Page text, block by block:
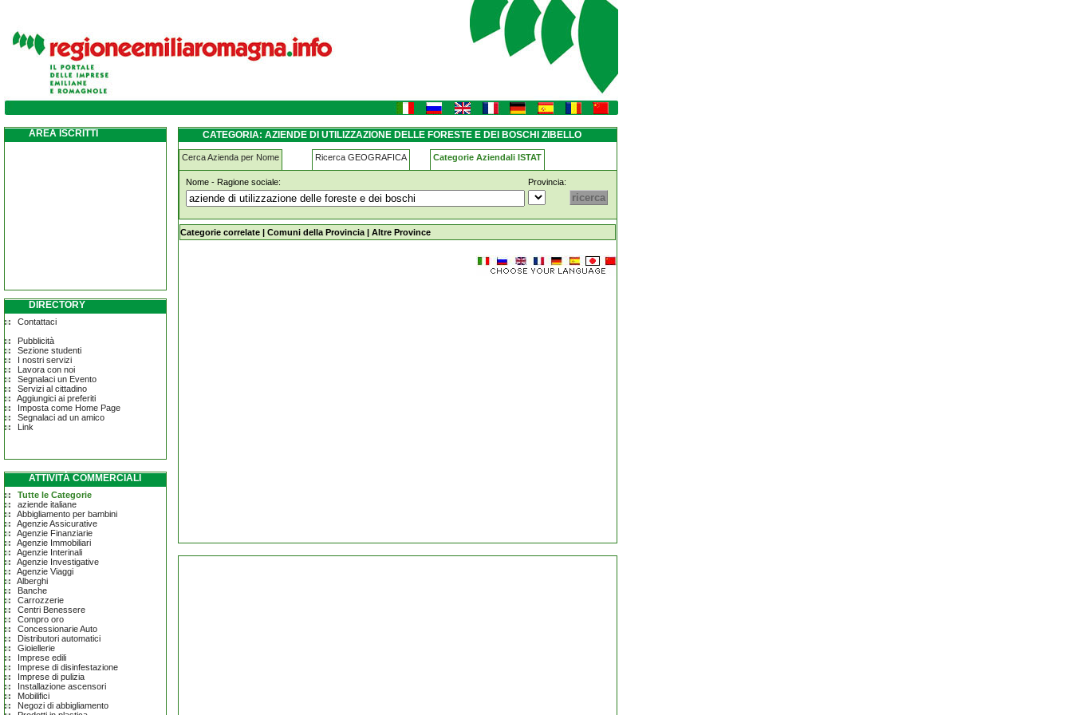
aziende-di-utilizzazione-delle-foreste-e-dei-boschi zibello
AREA ISCRITTI
DIRECTORY
Contattaci
Pubblicità
Sezione studenti
I nostri servizi
Lavora con noi
Segnalaci un Evento
Servizi al cittadino
Aggiungici ai preferiti
Imposta come Home Page
Segnalaci ad un amico
Link
ATTIVITÀ COMMERCIALI
Tutte le Categorie
aziende italiane
Abbigliamento per bambini
Agenzie Assicurative
Agenzie Finanziarie
Agenzie Immobiliari
Agenzie Interinali
Agenzie Investigative
Agenzie Viaggi
Alberghi
Banche
Carrozzerie
Centri Benessere
Compro oro
Concessionarie Auto
Distributori automatici
Gioiellerie
Imprese edili
Imprese di disinfestazione
Imprese di pulizia
Installazione ascensori
Mobilifici
Negozi di abbigliamento
CATEGORIA: AZIENDE DI UTILIZZAZIONE DELLE FORESTE E DEI BOSCHI ZIBELLO
Cerca Azienda per Nome Ricerca GEOGRAFICA Categorie Aziendali ISTAT
Nome - Ragione sociale: Provincia:
aziende-di-utilizzazione-delle-foreste-e-dei-boschi zibello
Categorie correlate | Comuni della Provincia | Altre Province